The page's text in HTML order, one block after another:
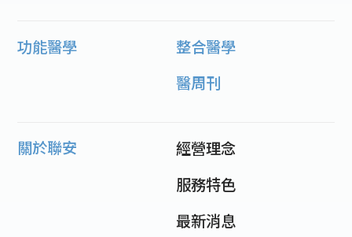
功能醫學
整合醫學
醫周刊
關於聯安
經營理念
服務特色
最新消息